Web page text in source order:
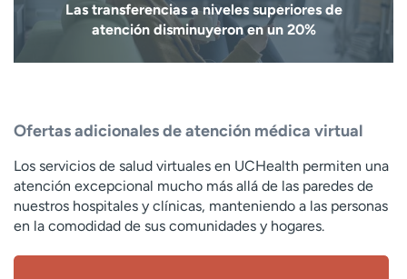
Las transferencias a niveles superiores de
atención disminuyeron en un 20%
Ofertas adicionales de atención médica virtual
Los servicios de salud virtuales en UCHealth permiten una
atención excepcional mucho más allá de las paredes de
nuestros hospitales y clínicas, manteniendo a las personas
en la comodidad de sus comunidades y hogares.